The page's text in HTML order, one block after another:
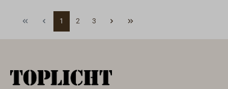
Positionslichtern
oder eine
Laternen
überwacht werden
oder eine
1 2 3